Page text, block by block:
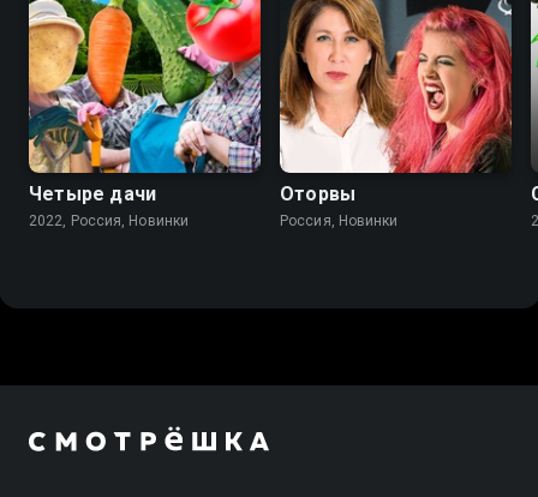
Четыре дачи
2022, Россия, Новинки
Оторвы
Россия, Новинки